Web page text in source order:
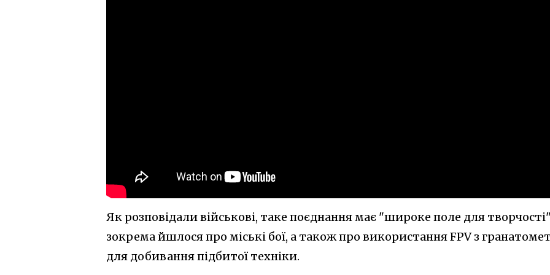
Як розповідали військові, таке поєднання має "широке поле для
зокрема йшлося про міські бої, а також про використання FPV з
для добивання підбитої техніки.